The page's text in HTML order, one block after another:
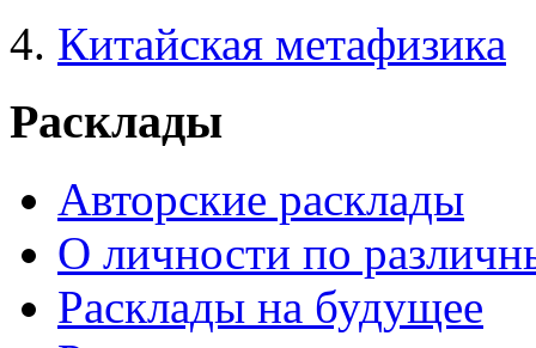
4. Китайская метафизика
Расклады
Авторские расклады
О личности по
Расклады на будущее